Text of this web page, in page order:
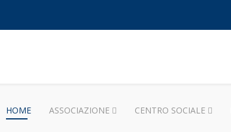
HOME ASSOCIAZIONE CENTRO SOCIALE